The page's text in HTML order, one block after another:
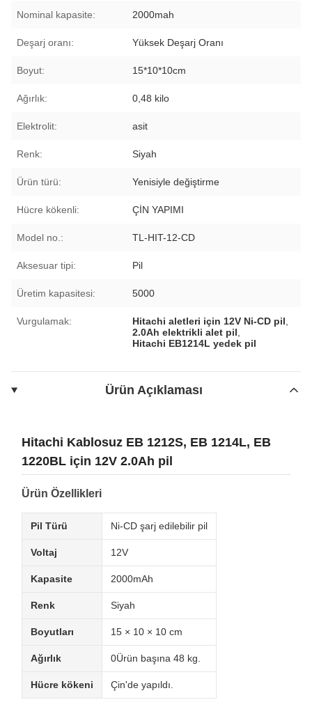
Nominal kapasite: 2000mah
Deşarj oranı: Yüksek Deşarj Oranı
Boyut: 15*10*10cm
Ağırlık: 0,48 kilo
Elektrolit: asit
Renk: Siyah
Ürün türü: Yenisiyle değiştirme
Hücre kökenli: ÇİN YAPIMI
Model no.: TL-HIT-12-CD
Aksesuar tipi: Pil
Üretim kapasitesi: 5000
Vurgulamak: Hitachi aletleri için 12V Ni-CD pil
2.0Ah elektrikli alet pil
Hitachi EB1214L yedek pil
Ürün Açıklaması
Hitachi Kablosuz EB 1212S, EB 1214L, EB
1220BL için 12V 2.0Ah pil
Ürün Özellikleri
Pil Türü Ni-CD şarj edilebilir pil
Voltaj 12V
Kapasite 2000mAh
Renk Siyah
Boyutları 15 × 10 × 10 cm
Ağırlık 0Ürün başına 48 kg.
Hücre kökeni Çin'de yapıldı.